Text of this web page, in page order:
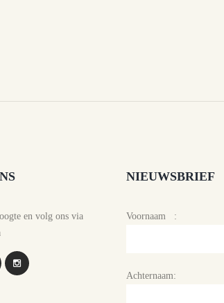
en volg ons via
NIEUWSBRIEF
Voornaam :
Achternaam: